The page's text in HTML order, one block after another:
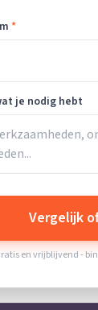
*
je nodig hebt
Vergelijk
en vrijblijvend -